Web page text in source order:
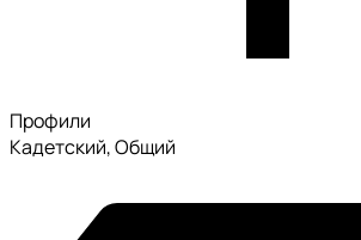
Профили
Кадетский, Общий